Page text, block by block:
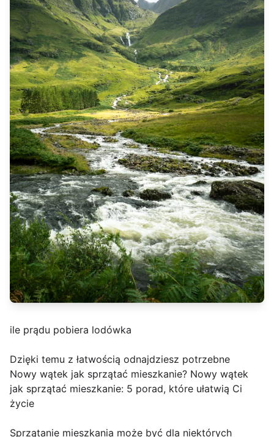
ile prądu pobiera lodówka
Dzięki temu z łatwością odnajdziesz potrzebne
Nowy wątek jak sprzątać mieszkanie? Nowy wątek
jak sprzątać mieszkanie: 5 porad, które ułatwią Ci
życie
Sprzątanie mieszkania może być dla niektórych